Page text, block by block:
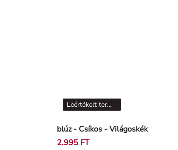
blúz - Csíkos - Világoskék
Leértékelt termékek
2.995 FT